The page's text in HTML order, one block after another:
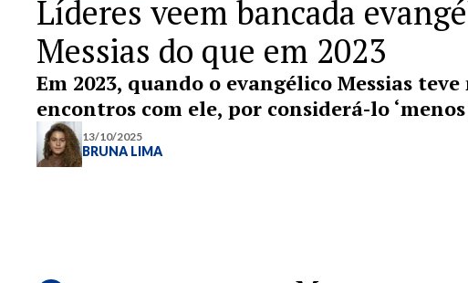
Líderes veem bancada
Messias do que em 2023
Em 2023, quando o evangélico Messias
encontros com ele, por considerá-lo
13/10/2025
BRUNA LIMA